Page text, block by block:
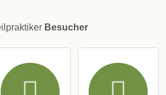
nicht veröffentlicht)
Besucher